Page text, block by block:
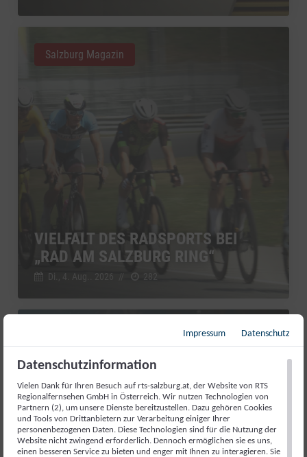
VIELFALT DES RADSPORTS BEI
„RAD AM SALZBURG RING“
Di., 4. Aug.. 2026 // 282
Salzburg Magazin
Impressum Datenschutz
Datenschutzinformation
Vielen Dank für Ihren Besuch auf rts-salzburg.at, der Website von RTS
Regionalfernsehen GmbH in Österreich. Wir nutzen Technologien von
Partnern (2), um unsere Dienste bereitzustellen. Dazu gehören Cookies
und Tools von Drittanbietern zur Verarbeitung einiger Ihrer
personenbezogenen Daten. Diese Technologien sind für die Nutzung der
Website nicht zwingend erforderlich. Dennoch ermöglichen sie es uns,
einen besseren Service zu bieten und enger mit Ihnen zu interagieren. Sie